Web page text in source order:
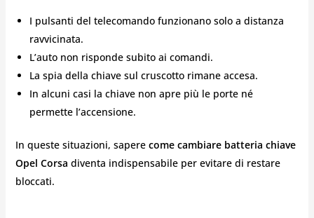
I pulsanti del telecomando funzionano solo a distanza
ravvicinata.
L’auto non risponde subito ai comandi.
La spia della chiave sul cruscotto rimane accesa.
In alcuni casi la chiave non apre più le porte né
permette l’accensione.
In queste situazioni, sapere come cambiare batteria chiave
Opel Corsa diventa indispensabile per evitare di restare
bloccati.